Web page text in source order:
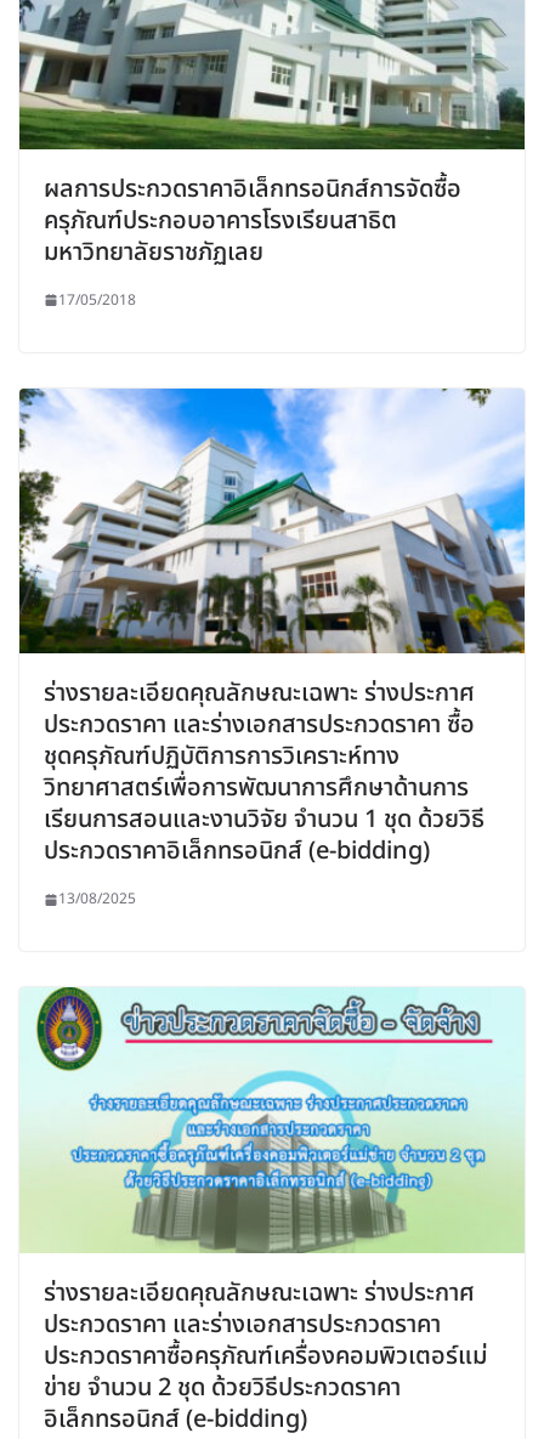
ผลการประกวดราคาอิเล็กทรอนิกส์การจัดซื้อ
ครุภัณฑ์ประกอบอาคารโรงเรียนสาธิต
มหาวิทยาลัยราชภัฏเลย
17/05/2018
ร่างรายละเอียดคุณลักษณะเฉพาะ ร่างประกาศ
ประกวดราคา และร่างเอกสารประกวดราคา ซื้อ
ชุดครุภัณฑ์ปฏิบัติการการวิเคราะห์ทาง
วิทยาศาสตร์เพื่อการพัฒนาการศึกษาด้านการ
เรียนการสอนและงานวิจัย จำนวน 1 ชุด ด้วยวิธี
ประกวดราคาอิเล็กทรอนิกส์ (e-bidding)
13/08/2025
ร่างรายละเอียดคุณลักษณะเฉพาะ ร่างประกาศ
ประกวดราคา และร่างเอกสารประกวดราคา
ประกวดราคาซื้อครุภัณฑ์เครื่องคอมพิวเตอร์แม่
ข่าย จำนวน 2 ชุด ด้วยวิธีประกวดราคา
อิเล็กทรอนิกส์ (e-bidding)